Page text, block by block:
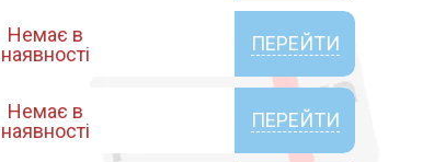
Немає в
наявності
ПЕРЕЙТИ
Немає в
наявності
ПЕРЕЙТИ